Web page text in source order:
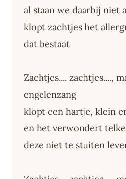
al staan we daarbij niet
klopt zachtjes het
dat bestaat
Zachtjes.... zachtjes....,
engelenzang
klopt een hartje, klein
en het verwondert
deze niet te stuiten